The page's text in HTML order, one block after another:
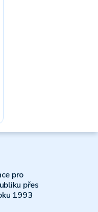
pro
přes
1993